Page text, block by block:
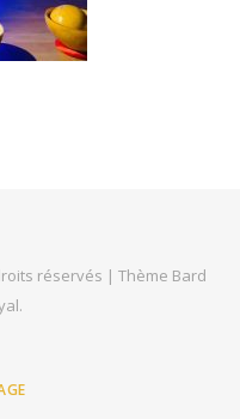
réservés | Thème Bard
.